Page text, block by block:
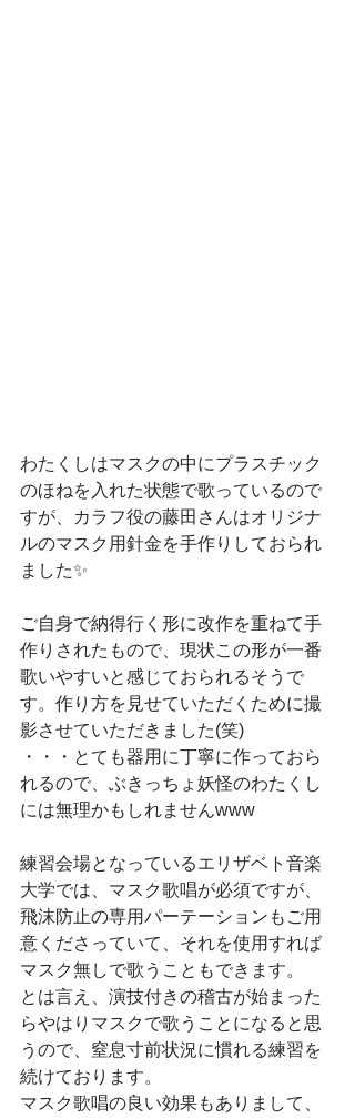
わたくしはマスクの中にプラスチック
のほねを入れた状態で歌っているので
すが、カラフ役の藤田さんはオリジナ
ルのマスク用針金を手作りしておられ
ました✨
ご自身で納得行く形に改作を重ねて手
作りされたもので、現状この形が一番
歌いやすいと感じておられるそうで
す。作り方を見せていただくために撮
影させていただきました(笑)
・・・とても器用に丁寧に作っておら
れるので、ぶきっちょ妖怪のわたくし
には無理かもしれませんwww
練習会場となっているエリザベト音楽
大学では、マスク歌唱が必須ですが、
飛沫防止の専用パーテーションもご用
意くださっていて、それを使用すれば
マスク無しで歌うこともできます。
とは言え、演技付きの稽古が始まった
らやはりマスクで歌うことになると思
うので、窒息寸前状況に慣れる練習を
続けております。
マスク歌唱の良い効果もありまして、